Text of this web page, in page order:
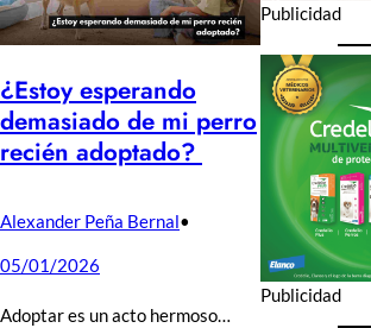
¿Estoy esperando
demasiado de mi perro
recién adoptado?
Alexander Peña Bernal•
05/01/2026
Adoptar es un acto hermoso…
Publicidad
Publicidad